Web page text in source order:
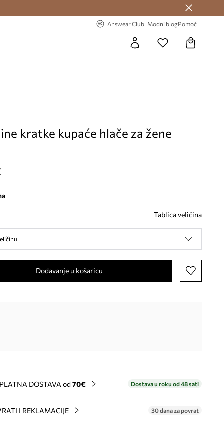
Answear Club Modni blogPomoć
kratke kupaće hlače za žene
Tablica veličina
Dodavanje u košaricu
DOSTAVA od 70€ Dostava u roku od 48 sati
I REKLAMACIJE 30 dana za povrat